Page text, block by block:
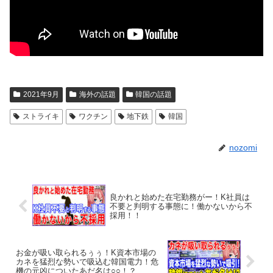
2021年9月 海外の話題 韓国の話題
ストライキ ワクチン 地下鉄 韓国
nozomi
良かれと始めた在宅勤務がー！K社員は
不要と判明する事態に！働かないから不
採用！！
お金が吸い取られるぅぅ！K資本市場の
カネを猛烈な勢いで吸込む韓国電力！危
機の元凶についたあだ名は○○！？